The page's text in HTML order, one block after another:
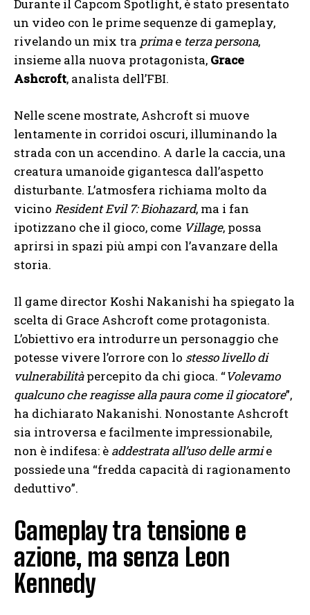
Durante il Capcom Spotlight, è stato presentato
un video con le prime sequenze di gameplay,
rivelando un mix tra primae terza persona,
insieme alla nuova protagonista, Grace
Ashcroft, analista dell’FBI.
Nelle scene mostrate, Ashcroft si muove
lentamente in corridoi oscuri, illuminando la
strada con un accendino. A darle la caccia, una
creatura umanoide gigantesca dall’aspetto
disturbante. L’atmosfera richiama molto da
vicino Resident Evil 7: Biohazard, ma i fan
ipotizzano che il gioco, come Village, possa
aprirsi in spazi più ampi con l’avanzare della
storia.
Il game director Koshi Nakanishi ha spiegato la
scelta di Grace Ashcroft come protagonista.
L’obiettivo era introdurre un personaggio che
potesse vivere l’orrore con lo stesso livello di
vulnerabilitàpercepito da chi gioca. “Volevamo
qualcuno che reagisse alla paura come il giocatore”,
ha dichiarato Nakanishi. Nonostante Ashcroft
sia introversa e facilmente impressionabile,
non è indifesa: è addestrata all’uso delle armie
possiede una “fredda capacità di ragionamento
deduttivo”.
Gameplay tra tensione e
azione, ma senza Leon
Kennedy